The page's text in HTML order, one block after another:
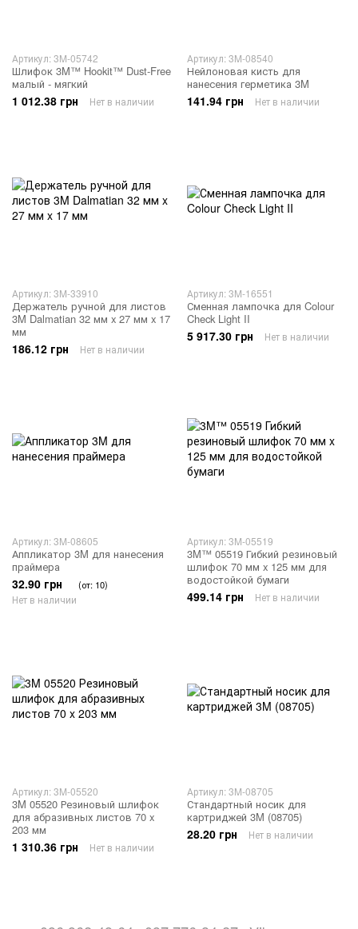
Артикул: 3M-05742
Шлифок 3M™ Hookit™ Dust-Free
малый - мягкий
1 012.38 грн Нет в наличии
Артикул: 3M-08540
Нейлоновая кисть для
нанесения герметика 3M
141.94 грн Нет в наличии
Артикул: 3M-33910
Держатель ручной для листов
3M Dalmatian 32 мм x 27 мм x 17
мм
186.12 грн Нет в наличии
Артикул: 3M-16551
Сменная лампочка для Colour
Check Light II
5 917.30 грн Нет в наличии
Артикул: 3M-08605
Аппликатор 3M для нанесения
праймера
32.90 грн (от: 10)
Нет в наличии
Артикул: 3M-05519
3M™ 05519 Гибкий резиновый
шлифок 70 мм x 125 мм для
водостойкой бумаги
499.14 грн Нет в наличии
Артикул: 3M-05520
3M 05520 Резиновый шлифок
для абразивных листов 70 x
203 мм
1 310.36 грн Нет в наличии
Артикул: 3M-08705
Стандартный носик для
картриджей 3M (08705)
28.20 грн Нет в наличии